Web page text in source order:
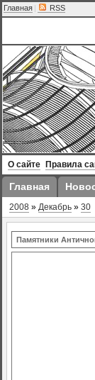
Главная | RSS
О сайте Правила
Главная
2008 » Декабрь » 30
Памятники